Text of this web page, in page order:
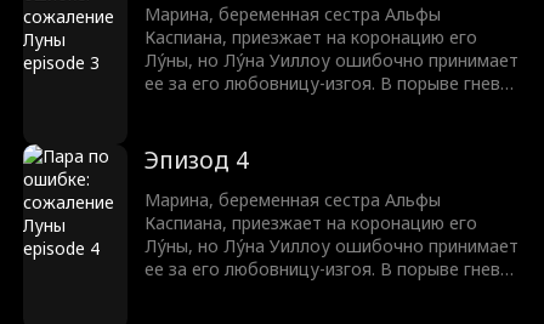
Марина, беременная сестра Альфы
Каспиана, приезжает на коронацию его
Лу́ны, но Лу́на Уиллоу ошибочно принимает
ее за его любовницу-изгоя. В порыве гнева,
семья Брукс жаждет мести.
Эпизод 4
Марина, беременная сестра Альфы
Каспиана, приезжает на коронацию его
Лу́ны, но Лу́на Уиллоу ошибочно принимает
ее за его любовницу-изгоя. В порыве гнева,